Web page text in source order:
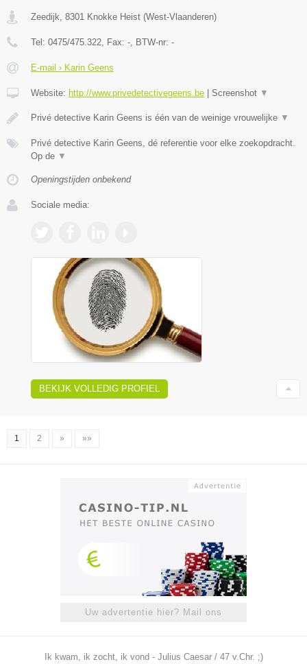
Zeedijk, 8301 Knokke Heist (West-Vlaanderen)
Tel: 0475/475.322, Fax: -, BTW-nr: -
E-mail › Karin Geens
Website: http://www.privedetectivegeens.be Screenshot ▼
Privé detective Karin Geens is één van de weinige vrouwelijke ▼
Privé detective Karin Geens, dé referentie voor elke zoekopdracht.
Op de ▼
Openingstijden onbekend
Sociale media:
BEKIJK VOLLEDIG PROFIEL
1 2 » »»
Uw advertentie hier? Mail ons
Ik kwam, ik zocht, ik vond - Julius Caesar / 47 v.Chr. ;)